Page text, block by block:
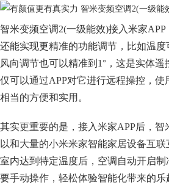
智米变频空调2(一级能效)接入米家APP
还能实现更精准的功能调节，比如温
风向调节也可以精准到1°，这是实体
仅可以通过APP对它进行远程操控，使
相当的方便和实用。
其实更重要的是，接入米家APP后，智
以和大量的小米米家智能家居设备互
室内达到特定温度后，空调自动开启
要手动操作，轻松体验智能化带来的乐